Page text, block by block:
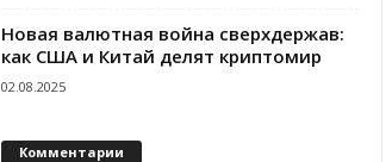
Новая валютная война сверхдержав:
как США и Китай делят криптомир
02.08.2025
Комментарии